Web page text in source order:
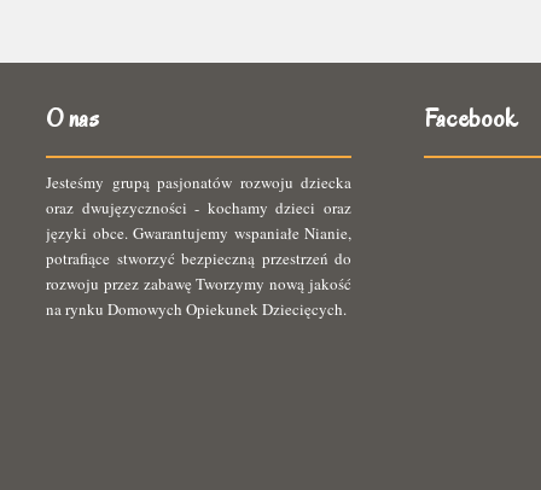
O nas
Jesteśmy grupą pasjonatów rozwoju dziecka
oraz dwujęzyczności - kochamy dzieci oraz
języki obce. Gwarantujemy wspaniałe Nianie,
potrafiące stworzyć bezpieczną przestrzeń do
rozwoju przez zabawę Tworzymy nową jakość
na rynku Domowych Opiekunek Dziecięcych.
Facebook